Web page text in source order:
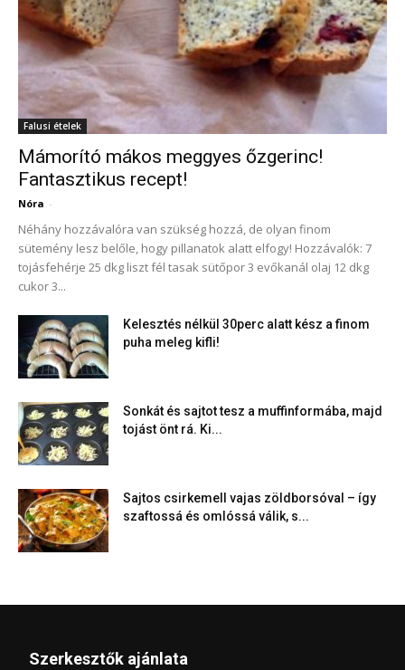
Falusi ételek
Mámorító mákos meggyes őzgerinc!
Fantasztikus recept!
Nóra -
Néhány hozzávalóra van szükség hozzá, de olyan finom
sütemény lesz belőle, hogy pillanatok alatt elfogy! Hozzávalók: 7
tojásfehérje 25 dkg liszt fél tasak sütőpor 3 evőkanál olaj 12 dkg
cukor 3...
Kelesztés nélkül 30perc alatt kész a finom
puha meleg kifli!
Sonkát és sajtot tesz a muffinformába, majd
tojást önt rá. Ki...
Sajtos csirkemell vajas zöldborsóval – így
szaftossá és omlóssá válik, s...
Szerkesztők ajánlata